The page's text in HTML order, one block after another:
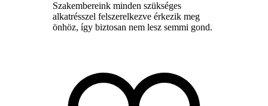
Szakembereink minden szükséges
alkatrésszel felszerelkezve érkezik meg
önhöz, így biztosan nem lesz semmi gond.